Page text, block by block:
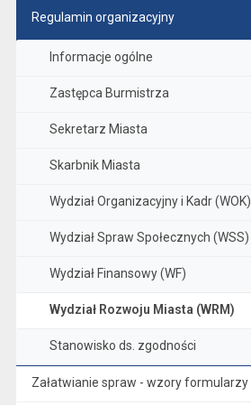
Regulamin organizacyjny
Informacje ogólne
Zastępca Burmistrza
Sekretarz Miasta
Skarbnik Miasta
Wydział Organizacyjny i Kadr (WOK)
Wydział Spraw Społecznych (WSS)
Wydział Finansowy (WF)
Wydział Rozwoju Miasta (WRM)
Stanowisko ds. zgodności
Załatwianie spraw - wzory formularzy